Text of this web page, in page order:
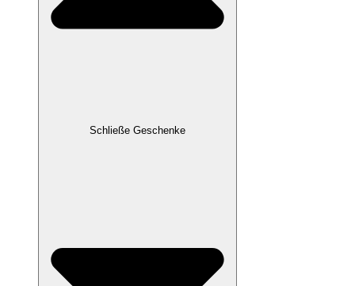
Schließe Geschenke